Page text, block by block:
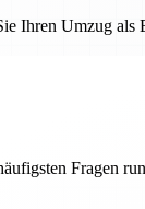
Ihren Umzug als
Fragen